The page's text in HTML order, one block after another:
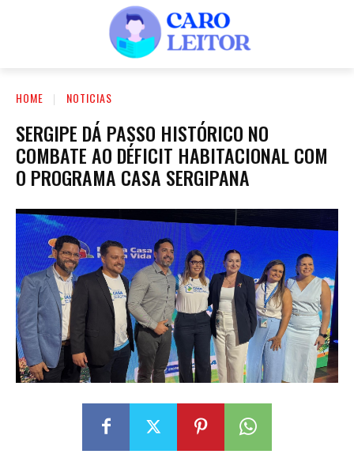
HOME NOTICIAS
SERGIPE DÁ PASSO HISTÓRICO NO
COMBATE AO DÉFICIT HABITACIONAL COM
O PROGRAMA CASA SERGIPANA